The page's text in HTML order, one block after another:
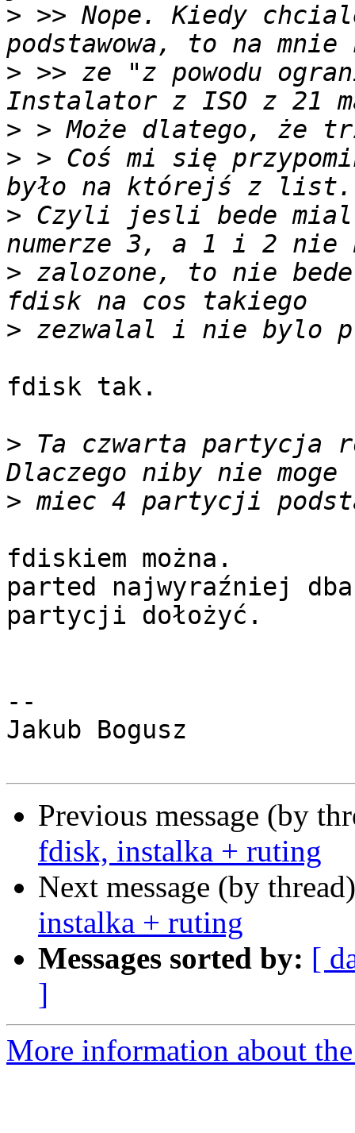
> >> Nope. Kiedy
> >> ze "z powodu
>
> > Coś mi się
> Czyli jesli bede mial
> zalozone, to nie
>
fdisk tak.
> Ta czwarta partycja
>
fdiskiem można.
parted najwyraźniej
partycji dołożyć.
--
Jakub Bogusz
Previous message (by
fdisk, instalka + ruting
Next message (by
instalka + ruting
Messages sorted by: [
]
More information about